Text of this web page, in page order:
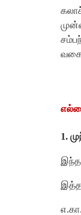
1.
இந்த